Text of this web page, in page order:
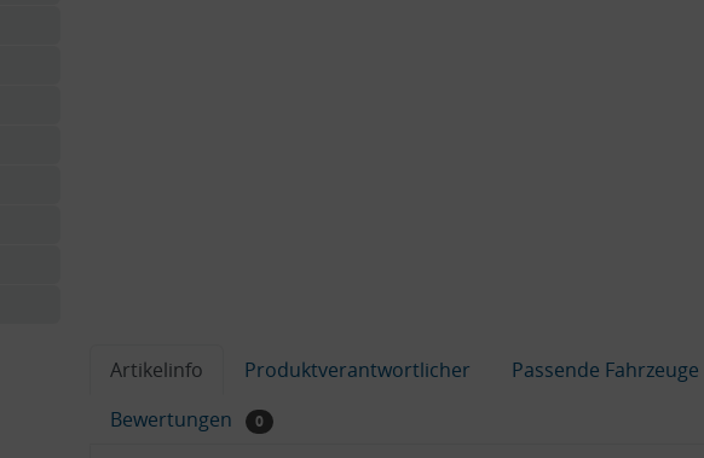
Artikelinfo Produktverantwortlicher
Passende Fahrzeuge
Bewertungen
0